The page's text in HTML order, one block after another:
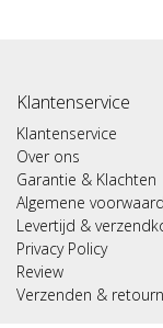
Klantenservice
Klantenservice
Over ons
Garantie & Klachten
Algemene
Levertijd &
Privacy Policy
Review
Verzenden &